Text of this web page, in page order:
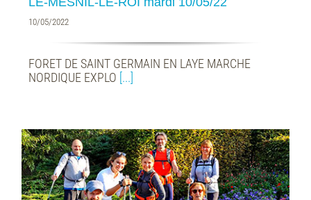
10/05/2022
FORET DE SAINT GERMAIN EN LAYE MARCHE
NORDIQUE EXPLO [...]